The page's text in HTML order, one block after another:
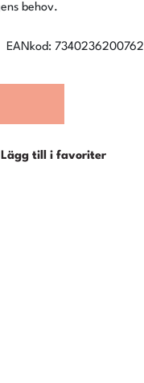
EANkod: 7340236200762
Lägg till i favoriter